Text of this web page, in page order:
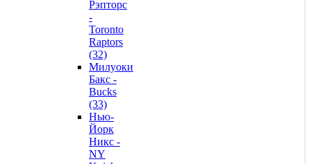
Рэпторс
-
Toronto
Raptors
(32)
Милуоки
Бакс -
Bucks
(33)
Нью-
Йорк
Никс -
NY